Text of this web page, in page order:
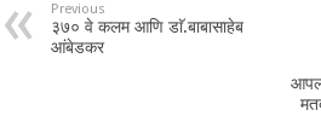
Previous
३७० वे कलम आणि डाॅ.बाबासाहेब
आंबेडकर